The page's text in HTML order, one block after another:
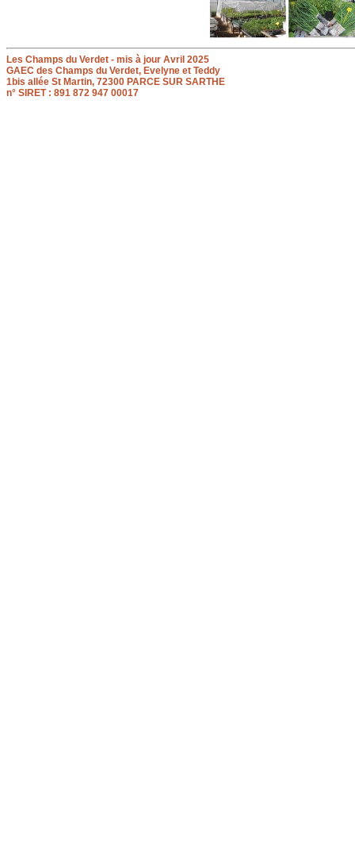
Les Champs du Verdet - mis à jour Avril 2025
GAEC des Champs du Verdet, Evelyne et Teddy
1bis allée St Martin, 72300 PARCE SUR SARTHE
n° SIRET : 891 872 947 00017